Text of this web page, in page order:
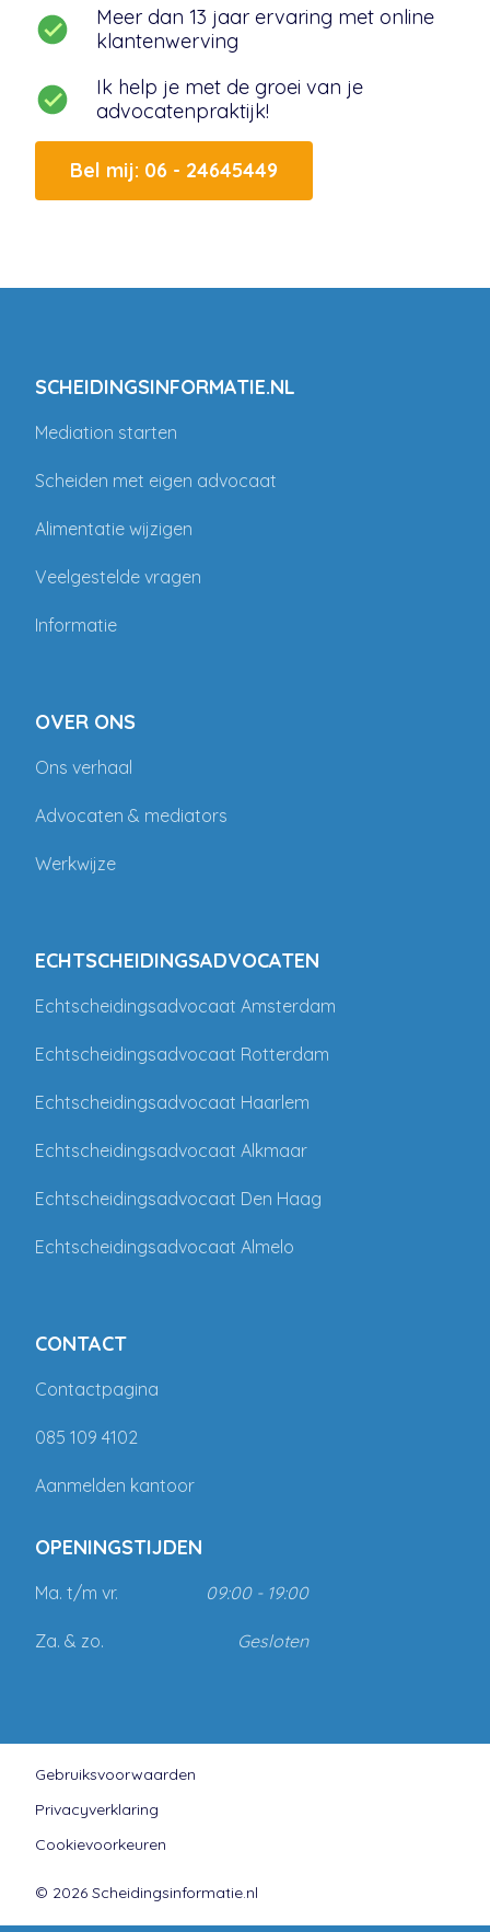
Meer dan 13 jaar ervaring met online
klantenwerving
Ik help je met de groei van je
advocatenpraktijk!
Bel mij: 06 - 24645449
SCHEIDINGSINFORMATIE.NL
Mediation starten
Scheiden met eigen advocaat
Alimentatie wijzigen
Veelgestelde vragen
Informatie
OVER ONS
Ons verhaal
Advocaten & mediators
Werkwijze
ECHTSCHEIDINGSADVOCATEN
Echtscheidingsadvocaat Amsterdam
Echtscheidingsadvocaat Rotterdam
Echtscheidingsadvocaat Haarlem
Echtscheidingsadvocaat Alkmaar
Echtscheidingsadvocaat Den Haag
Echtscheidingsadvocaat Almelo
CONTACT
Contactpagina
085 109 4102
Aanmelden kantoor
OPENINGSTIJDEN
Ma. t/m vr. 09:00 - 19:00
Za. & zo. Gesloten
© 2026 Scheidingsinformatie.nl
Gebruiksvoorwaarden
Privacyverklaring
Cookievoorkeuren